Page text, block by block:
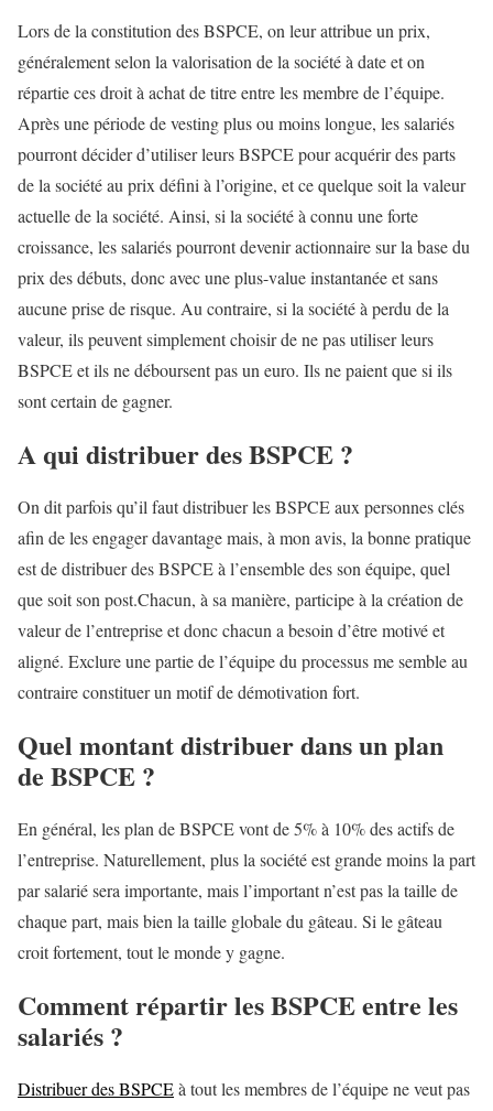
Lors de la constitution des BSPCE, on leur attribue un prix,
généralement selon la valorisation de la société à date et on
répartie ces droit à achat de titre entre les membre de l’équipe.
Après une période de vesting plus ou moins longue, les salariés
pourront décider d’utiliser leurs BSPCE pour acquérir des parts
de la société au prix défini à l’origine, et ce quelque soit la valeur
actuelle de la société. Ainsi, si la société à connu une forte
croissance, les salariés pourront devenir actionnaire sur la base du
prix des débuts, donc avec une plus-value instantanée et sans
aucune prise de risque. Au contraire, si la société à perdu de la
valeur, ils peuvent simplement choisir de ne pas utiliser leurs
BSPCE et ils ne déboursent pas un euro. Ils ne paient que si ils
sont certain de gagner.
A qui distribuer des BSPCE ?
On dit parfois qu’il faut distribuer les BSPCE aux personnes clés
afin de les engager davantage mais, à mon avis, la bonne pratique
est de distribuer des BSPCE à l’ensemble des son équipe, quel
que soit son post.Chacun, à sa manière, participe à la création de
valeur de l’entreprise et donc chacun a besoin d’être motivé et
aligné. Exclure une partie de l’équipe du processus me semble au
contraire constituer un motif de démotivation fort.
Quel montant distribuer dans un plan
de BSPCE ?
En général, les plan de BSPCE vont de 5% à 10% des actifs de
l’entreprise. Naturellement, plus la société est grande moins la part
par salarié sera importante, mais l’important n’est pas la taille de
chaque part, mais bien la taille globale du gâteau. Si le gâteau
croit fortement, tout le monde y gagne.
Comment répartir les BSPCE entre les
salariés ?
Distribuer des BSPCEà tout les membres de l’équipe ne veut pas